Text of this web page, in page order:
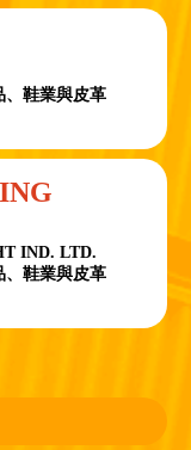
、鞋業與皮革
IND. LTD.
、鞋業與皮革